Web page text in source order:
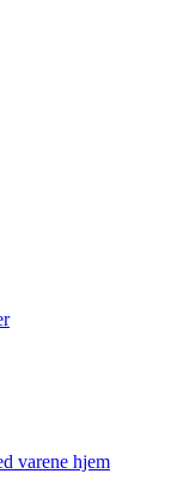
varene hjem